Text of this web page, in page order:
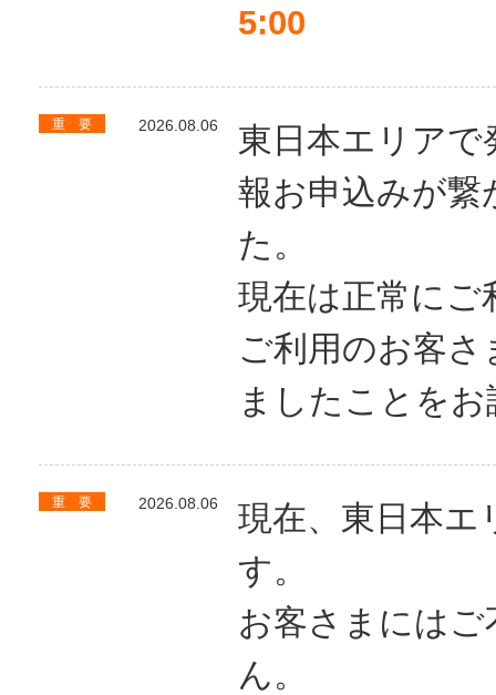
5:00
重 要 2026.08.06
東日本エリア
報お申込みが繋
た。
現在は正常にご
ご利用のお客
ましたことを
重 要 2026.08.06
現在、東日本エ
す。
お客さまには
ん。